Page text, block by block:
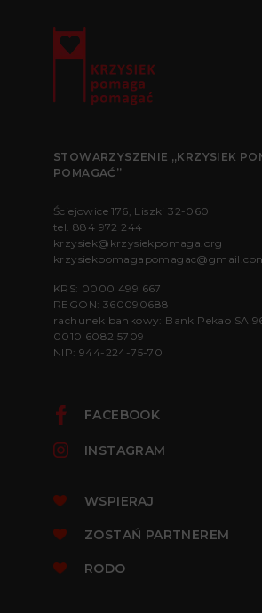
STOWARZYSZENIE „KRZYSIEK
POMAGAĆ”
Ściejowice 176, Liszki 32-060
tel. 884 972 244
krzysiek@krzysiekpomaga.org
KRS: 0000 499 667
REGON: 360090688
rachunek bankowy: Bank Pekao SA 96
0010 6082 5709
NIP: 944-224-75-70
FACEBOOK
INSTAGRAM
WSPIERAJ
ZOSTAŃ PARTNEREM
RODO